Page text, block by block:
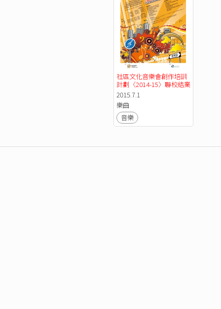
社區文化音樂會創作培訓
計劃〈2014-15〉聯校結業
音樂會 (7/1)
2015.7.1
樂曲
音樂